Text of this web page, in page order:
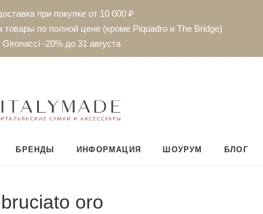
при покупке от 10 000 ₽
товары по полной цене (кроме Piquadro и The Bridge)
-20% до 31 августа
БРЕНДЫ ИНФОРМАЦИЯ ШОУРУМ БЛОГ
oro